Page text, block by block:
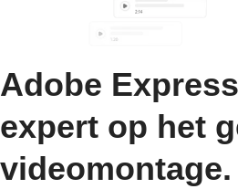
Adobe
expert op het
videomontage.